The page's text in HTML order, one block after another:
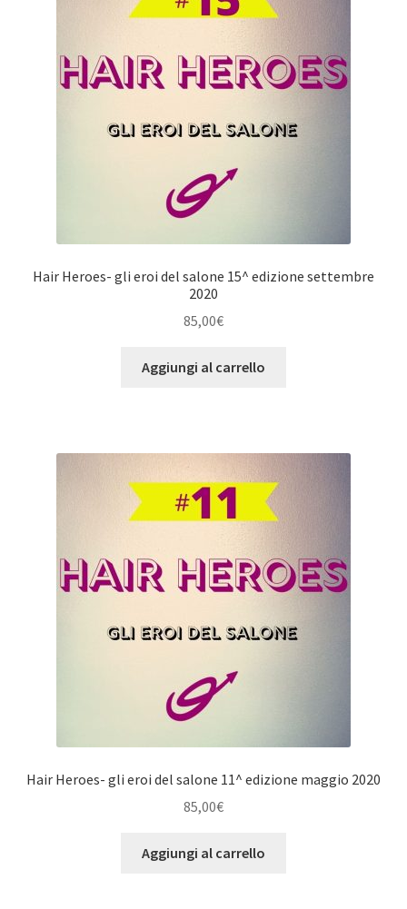
Hair Heroes- gli eroi del salone 15^ edizione settembre
2020
85,00€
Aggiungi al carrello
Hair Heroes- gli eroi del salone 11^ edizione maggio 2020
85,00€
Aggiungi al carrello